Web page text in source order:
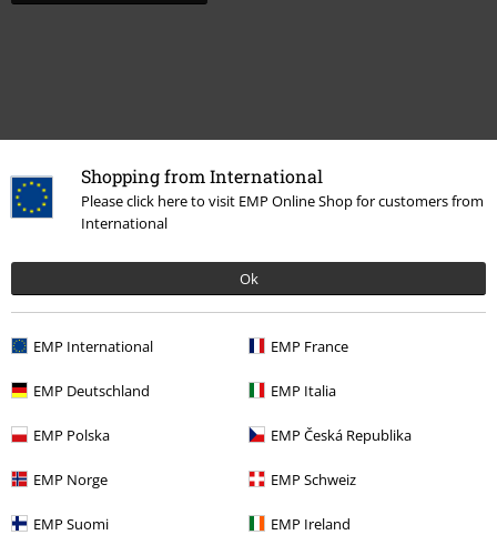
Shopping from International
Please click here to visit EMP Online Shop for customers from
International
Ok
EMP International EMP France
EMP Deutschland EMP Italia
EMP Polska EMP Česká Republika
EMP Norge EMP Schweiz
EMP Suomi EMP Ireland
Zuletzt angesehene Artikel
-37%
UVP 159,95 €